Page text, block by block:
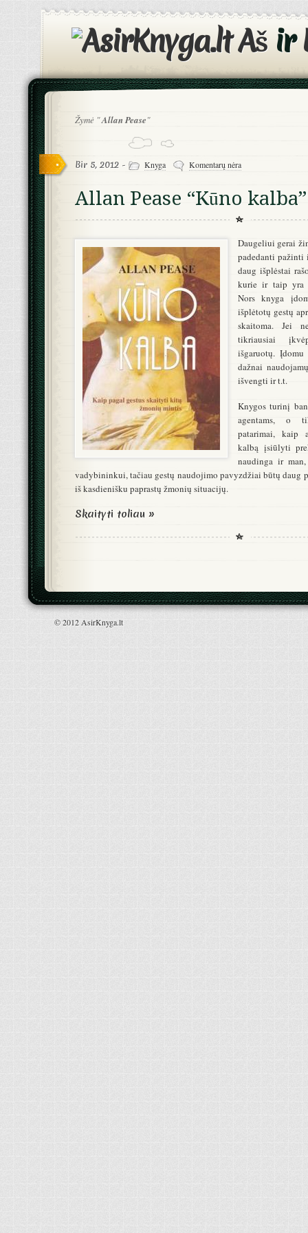
Ašir
Žymė "Allan Pease"
Bir 5, 2012 - Knyga Komentarų nėra
Allan Pease “Kūno kalba”
Daugeliui gerai
padedanti pažinti
daug išplėstai
kurie ir taip yra
Nors knyga
išplėtotų gestų
skaitoma. Jei
tikriausiai
išgaruotų.
dažnai
išvengti ir t.t.
Knygos turinį
agentams, o
patarimai, kaip
kalbą įsiūlyti
naudinga ir
vadybininkui, tačiau gestų naudojimo pavyzdžiai būtų daug
iš kasdienišku paprastų žmonių situacijų.
Skaityti toliau »
© 2012 AsirKnyga.lt